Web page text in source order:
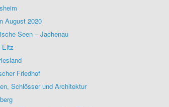
August 2020
Seen – Jachenau
Eltz
Friedhof
Schlösser und Architektur